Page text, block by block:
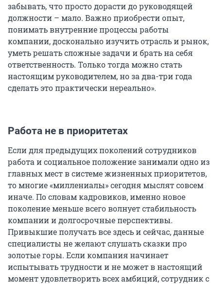
забывать, что просто дорасти до руководящей
должности – мало. Важно приобрести опыт,
понимать внутренние процессы работы
компании, досконально изучить отрасль и рынок,
уметь решать сложные задачи и брать на себя
ответственность. Только тогда можно стать
настоящим руководителем, но за два-три года
сделать это практически нереально».
Работа не в приоритетах
Если для предыдущих поколений сотрудников
работа и социальное положение занимали одно из
главных мест в системе жизненных приоритетов,
то многие «миллениалы» сегодня мыслят совсем
иначе. По словам кадровиков, именно новое
поколение меньше всего волнует стабильность
компании и долгосрочные перспективы.
Привыкшие получать все здесь и сейчас, данные
специалисты не желают слушать сказки про
золотые горы. Если компания начинает
испытывать трудности и не может в настоящий
момент удовлетворить всех амбиций, сотрудник с